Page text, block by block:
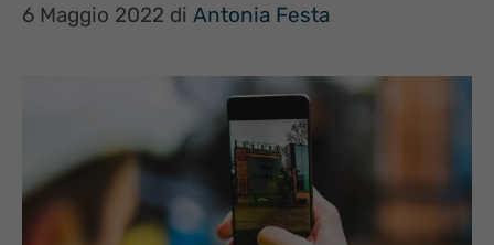
6 Maggio 2022 di Antonia Festa